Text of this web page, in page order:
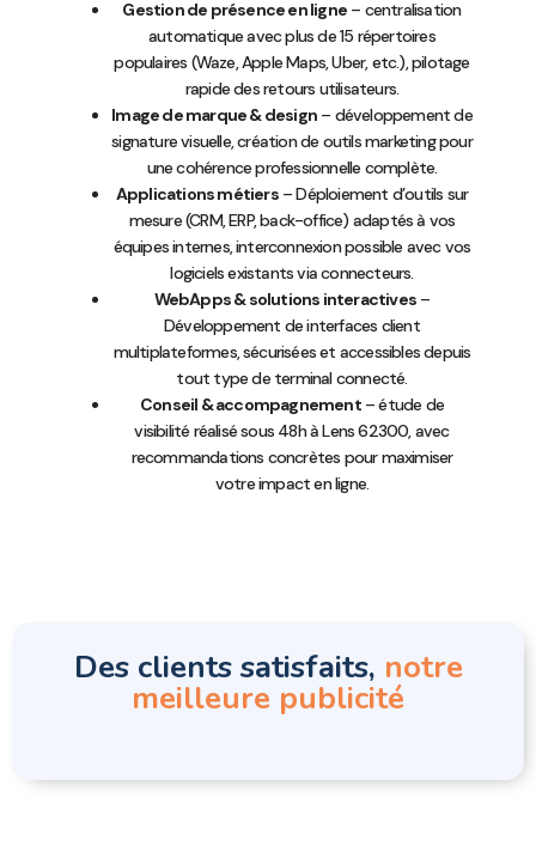
Gestion de présence en ligne – centralisation
automatique avec plus de 15 répertoires
populaires (Waze, Apple Maps, Uber, etc.), pilotage
rapide des retours utilisateurs.
Image de marque & design – développement de
signature visuelle, création de outils marketing pour
une cohérence professionnelle complète.
Applications métiers– Déploiement d’outils sur
mesure (CRM, ERP, back-office) adaptés à vos
équipes internes, interconnexion possible avec vos
logiciels existants via connecteurs.
WebApps & solutions interactives –
Développement de interfaces client
multiplateformes, sécurisées et accessibles depuis
tout type de terminal connecté.
Conseil & accompagnement– étude de
visibilité réalisé sous 48h à Lens 62300, avec
recommandations concrètes pour maximiser
votre impact en ligne.
Des clients satisfaits, notre
meilleure publicité